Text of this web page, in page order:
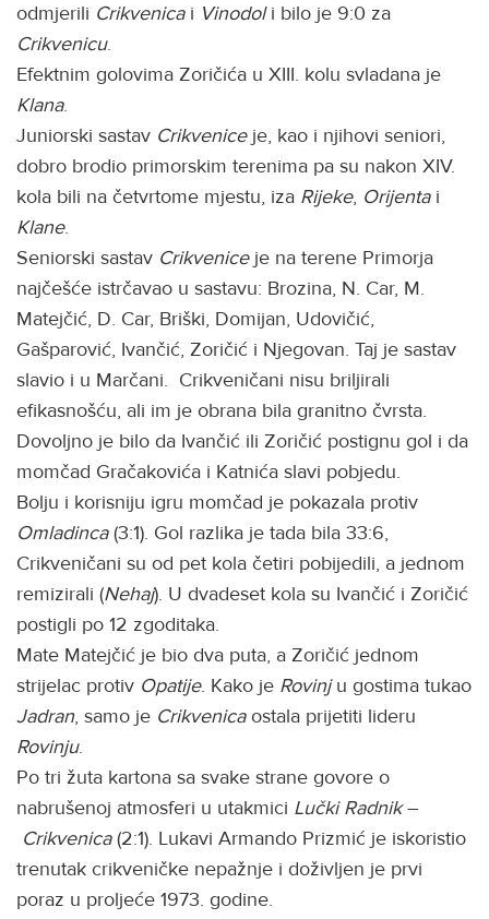
odmjerili Crikvenicai Vinodoli bilo je 9:0 za
Crikvenicu.
Efektnim golovima Zoričića u XIII. kolu svladana je
Klana.
Juniorski sastav Crikvenice je, kao i njihovi seniori,
dobro brodio primorskim terenima pa su nakon XIV.
kola bili na četvrtome mjestu, iza Rijeke, Orijenta i
Klane.
Seniorski sastav Crikveniceje na terene Primorja
najčešće istrčavao u sastavu: Brozina, N. Car, M.
Matejčić, D. Car, Briški, Domijan, Udovičić,
Gašparović, Ivančić, Zoričić i Njegovan. Taj je sastav
slavio i u Marčani. Crikveničani nisu briljirali
efikasnošću, ali im je obrana bila granitno čvrsta.
Dovoljno je bilo da Ivančić ili Zoričić postignu gol i da
momčad Gračakovića i Katnića slavi pobjedu.
Bolju i korisniju igru momčad je pokazala protiv
Omladinca(3:1). Gol razlika je tada bila 33:6,
Crikveničani su od pet kola četiri pobijedili, a jednom
remizirali (Nehaj). U dvadeset kola su Ivančić i Zoričić
postigli po 12 zgoditaka.
Mate Matejčić je bio dva puta, a Zoričić jednom
strijelac protiv Opatije. Kako je Rovinju gostima tukao
Jadran, samo je Crikvenicaostala prijetiti lideru
Rovinju.
Po tri žuta kartona sa svake strane govore o
nabrušenoj atmosferi u utakmici Lučki Radnik–
Crikvenica(2:1). Lukavi Armando Prizmić je iskoristio
trenutak crikveničke nepažnje i doživljen je prvi
poraz u proljeće 1973. godine.